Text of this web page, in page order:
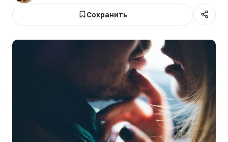
Сохранить